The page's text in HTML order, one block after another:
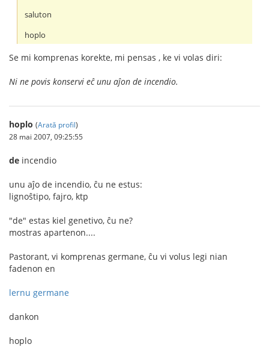
saluton
hoplo
Se mi komprenas korekte, mi pensas , ke vi volas diri:
Ni ne povis konservi eĉ unu aĵon de incendio.
hoplo (Arată profil)
28 mai 2007, 09:25:55
de incendio
unu aĵo de incendio, ĉu ne estus:
lignoŝtipo, fajro, ktp
"de" estas kiel genetivo, ĉu ne?
mostras apartenon....
Pastorant, vi komprenas germane, ĉu vi volus legi nian
fadenon en
lernu germane
dankon
hoplo